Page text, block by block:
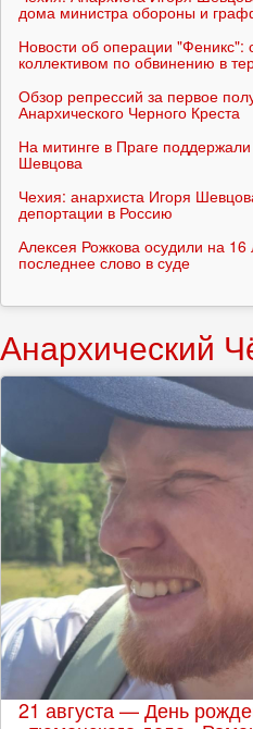
дома министра обороны и
Новости об операции "Феникс":
коллективом по обвинению в
Обзор репрессий за первое
Анархического Черного Креста
На митинге в Праге
Шевцова
Чехия: анархиста Игоря
депортации в Россию
Алексея Рожкова осудили на
последнее слово в суде
Анархический
21 августа — День